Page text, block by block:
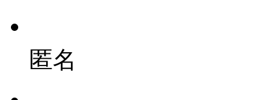
匿名